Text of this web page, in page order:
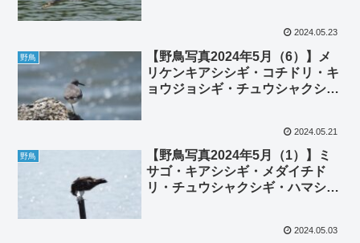
2024.05.23
野鳥
【野鳥写真2024年5月（6）】メ
リケンキアシシギ・コチドリ・キ
ョウジョシギ・チュウシャクシ
2024.05.21
野鳥
【野鳥写真2024年5月（1）】ミ
サゴ・キアシシギ・メダイチド
リ・チュウシャクシギ・ハマシ
2024.05.03